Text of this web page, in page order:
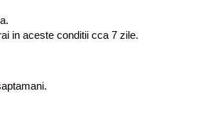
in aceste conditii cca 7 zile.